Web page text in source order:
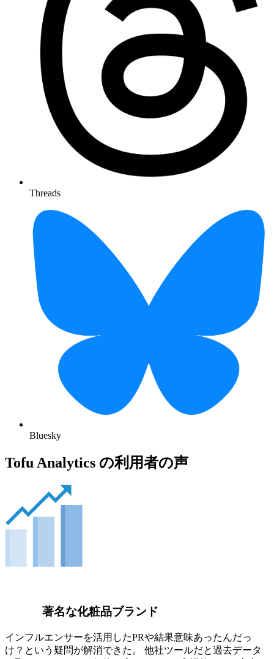
Threads
Bluesky
Tofu Analytics の利用者の声
著名な化粧品ブランド
インフルエンサーを活用したPRや結果意味あったんだっ
け？という疑問が解消できた。 他社ツールだと過去データ